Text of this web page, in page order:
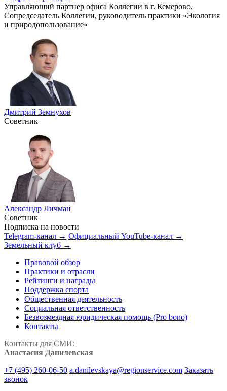
Управляющий партнер офиса Коллегии в г. Кемерово,
Сопредседатель Коллегии, руководитель практики «Экология
и природопользование»
Дмитрий Земнухов
Советник
Александр Личман
Советник
Подписка на новости
Telegram-канал → Официальный YouTube-канал →
Земельный клуб →
Правовой обзор
Практики и отрасли
Рейтинги и награды
Поддержка спорта
Общественная деятельность
Социальная ответственность
Безвозмездная юридическая помощь (Pro bono)
Контакты
Контакты для СМИ:
Анастасия Данилевская
+7 (495) 260-06-50 a.danilevskaya@regionservice.com Заказать
звонок